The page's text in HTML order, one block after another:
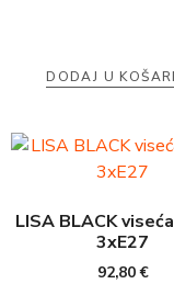
DODAJ U
LISA BLACK
3xE27
92,80€